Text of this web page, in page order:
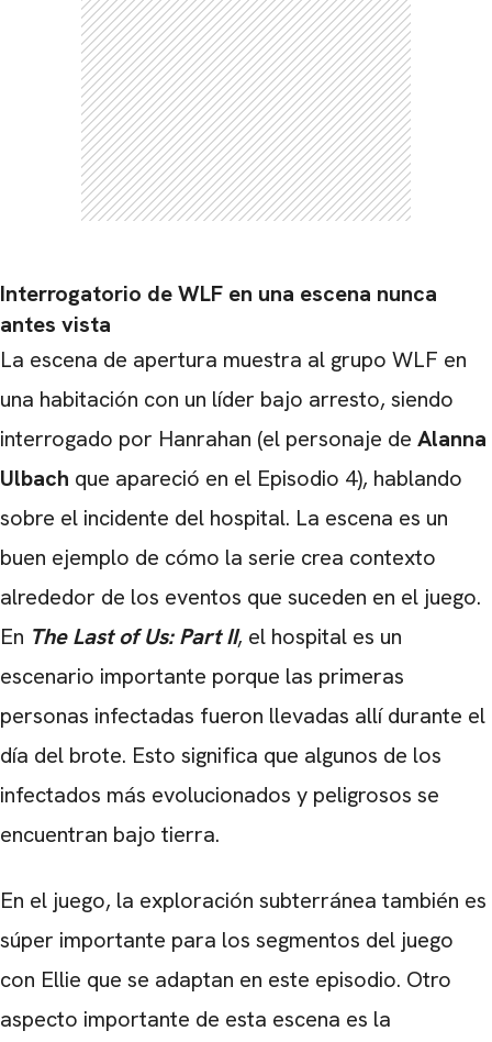
Interrogatorio de WLF en una escena nunca
antes vista
La escena de apertura muestra al grupo WLF en
una habitación con un líder bajo arresto, siendo
interrogado por Hanrahan (el personaje de Alanna
Ulbach que apareció en el Episodio 4), hablando
sobre el incidente del hospital. La escena es un
buen ejemplo de cómo la serie crea contexto
alrededor de los eventos que suceden en el juego.
En The Last of Us: Part II, el hospital es un
escenario importante porque las primeras
personas infectadas fueron llevadas allí durante el
día del brote. Esto significa que algunos de los
infectados más evolucionados y peligrosos se
encuentran bajo tierra.
En el juego, la exploración subterránea también es
súper importante para los segmentos del juego
con Ellie que se adaptan en este episodio. Otro
aspecto importante de esta escena es la